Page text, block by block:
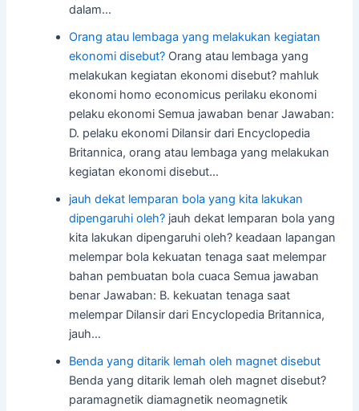
dalam…
Orang atau lembaga yang melakukan kegiatan
ekonomi disebut? Orang atau lembaga yang
melakukan kegiatan ekonomi disebut? mahluk
ekonomi homo economicus perilaku ekonomi
pelaku ekonomi Semua jawaban benar Jawaban:
D. pelaku ekonomi Dilansir dari Encyclopedia
Britannica, orang atau lembaga yang melakukan
kegiatan ekonomi disebut…
jauh dekat lemparan bola yang kita lakukan
dipengaruhi oleh? jauh dekat lemparan bola yang
kita lakukan dipengaruhi oleh? keadaan lapangan
melempar bola kekuatan tenaga saat melempar
bahan pembuatan bola cuaca Semua jawaban
benar Jawaban: B. kekuatan tenaga saat
melempar Dilansir dari Encyclopedia Britannica,
jauh…
Benda yang ditarik lemah oleh magnet disebut
Benda yang ditarik lemah oleh magnet disebut?
paramagnetik diamagnetik neomagnetik